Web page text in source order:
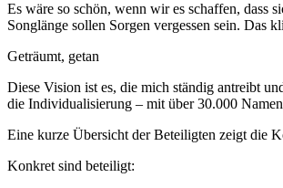
Es wäre so schön, wenn wir es schaf­fen, dass
Son­glän­ge sol­len Sor­gen ver­ges­sen sein. Das
Geträumt, getan
Die­se Visi­on ist es, die mich stän­dig antreibt
die Indi­vi­dua­li­sie­rung – mit über 30.000
Eine kur­ze Über­sicht der Betei­lig­ten zeigt die
Kon­kret sind beteiligt: